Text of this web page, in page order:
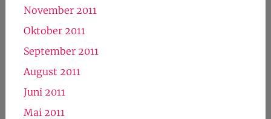
November 2011
Oktober 2011
September 2011
August 2011
Juni 2011
Mai 2011